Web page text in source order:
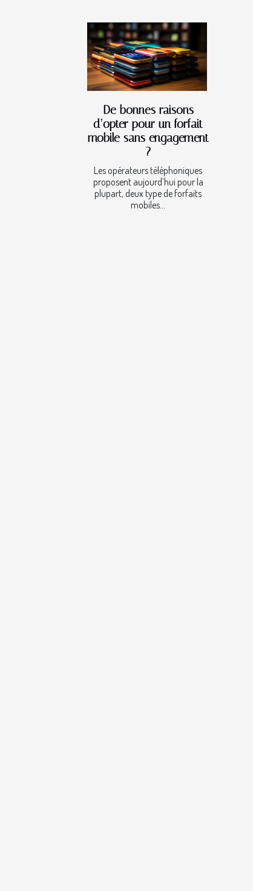
De bonnes raisons
d’opter pour un forfait
mobile sans engagement
?
Les opérateurs téléphoniques
proposent aujourd’hui pour la
plupart, deux type de forfaits
mobiles...